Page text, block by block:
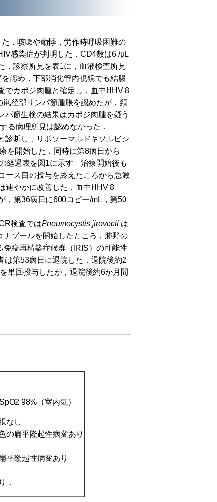
．咳嗽や動悸，労作時呼吸困難の
感染症が判明した．CD4数は6 /µL
．診察所見を表1に，血液検査所見
認め，下部消化管内視鏡でも結腸
でカポジ肉腫と確定し，血中HHV-8
径部リンパ節腫脹を認めたが，頚
節生検の結果はカポジ肉腫を疑う
る病理所見は認めなかった．
診断し，リポソーマルドキソルビシ
を開始した．同時に第8病日から
経過表を図1に示す．治療開始後も
ース目の投与を終えたころから急激
速やかに改善した．血中HHV-8
，第36病日に600コピー/mL，第50
検査ではPneumocystis jirovecii は
ゾールを開始したところ，肺野の
免疫再構築症候群（IRIS）の可能性
は第53病日に退院した．退院後約2
単回投与したが，退院後約6か月間
98%（室内気）
なし
の扁平隆起性病変あり
平隆起性病変あり
．